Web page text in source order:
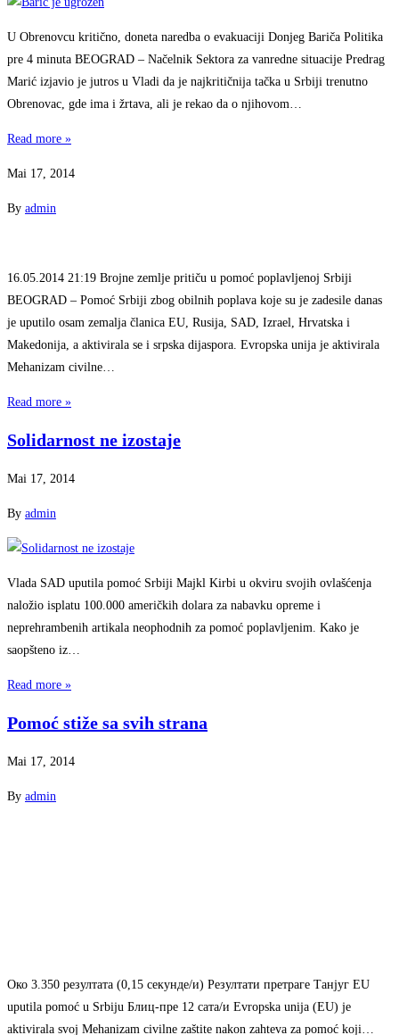
U Obrenovcu kritično, doneta naredba o evakuaciji Donjeg Bariča Politika
pre 4 minuta BEOGRAD – Načelnik Sektora za vanredne situacije Predrag
Marić izjavio je jutros u Vladi da je najkritičnija tačka u Srbiji trenutno
Obrenovac, gde ima i žrtava, ali je rekao da o njihovom…
Read more »
Mai 17, 2014
By admin
16.05.2014 21:19 Brojne zemlje pritiču u pomoć poplavljenoj Srbiji
BEOGRAD – Pomoć Srbiji zbog obilnih poplava koje su je zadesile danas
je uputilo osam zemalja članica EU, Rusija, SAD, Izrael, Hrvatska i
Makedonija, a aktivirala se i srpska dijaspora. Evropska unija je aktivirala
Mehanizam civilne…
Read more »
Solidarnost ne izostaje
Mai 17, 2014
By admin
Vlada SAD uputila pomoć Srbiji Majkl Kirbi u okviru svojih ovlašćenja
naložio isplatu 100.000 američkih dolara za nabavku opreme i
neprehrambenih artikala neophodnih za pomoć poplavljenim. Kako je
saopšteno iz…
Read more »
Pomoć stiže sa svih strana
Mai 17, 2014
By admin
Око 3.350 резултата (0,15 секунде/и) Резултати претраге Танјуг EU
uputila pomoć u Srbiju Блиц-пре 12 сата/и Evropska unija (EU) je
aktivirala svoj Mehanizam civilne zaštite nakon zahteva za pomoć koji…